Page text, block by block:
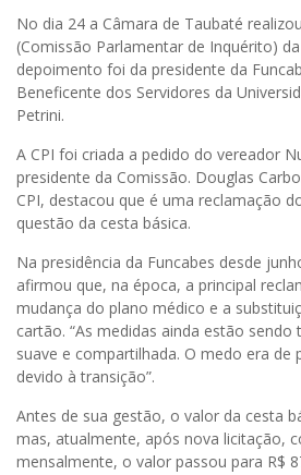
No dia 24 a Câmara de Taubaté
(Comissão Parlamentar de Inquérito)
depoimento foi da presidente da
Beneficente dos Servidores da
Petrini.
A CPI foi criada a pedido do vereador
presidente da Comissão. Douglas
CPI, destacou que é uma reclamação
questão da cesta básica.
Na presidência da Funcabes desde
afirmou que, na época, a principal
mudança do plano médico e a
cartão. “As medidas ainda estão
suave e compartilhada. O medo era de
devido à transição”.
Antes de sua gestão, o valor da cesta
mas, atualmente, após nova licitação,
mensalmente, o valor passou para R$